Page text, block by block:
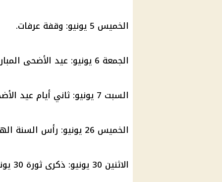
الخميس 5 يونيو: وقفة عرفات.
الجمعة 6 يونيو: عيد الأضحى المبارك.
السبت 7 يونيو: ثاني أيام عيد الأضحى.
الخميس 26 يونيو: رأس السنة الهجرية.
الاثنين 30 يونيو: ذكرى ثورة 30 يونيو.